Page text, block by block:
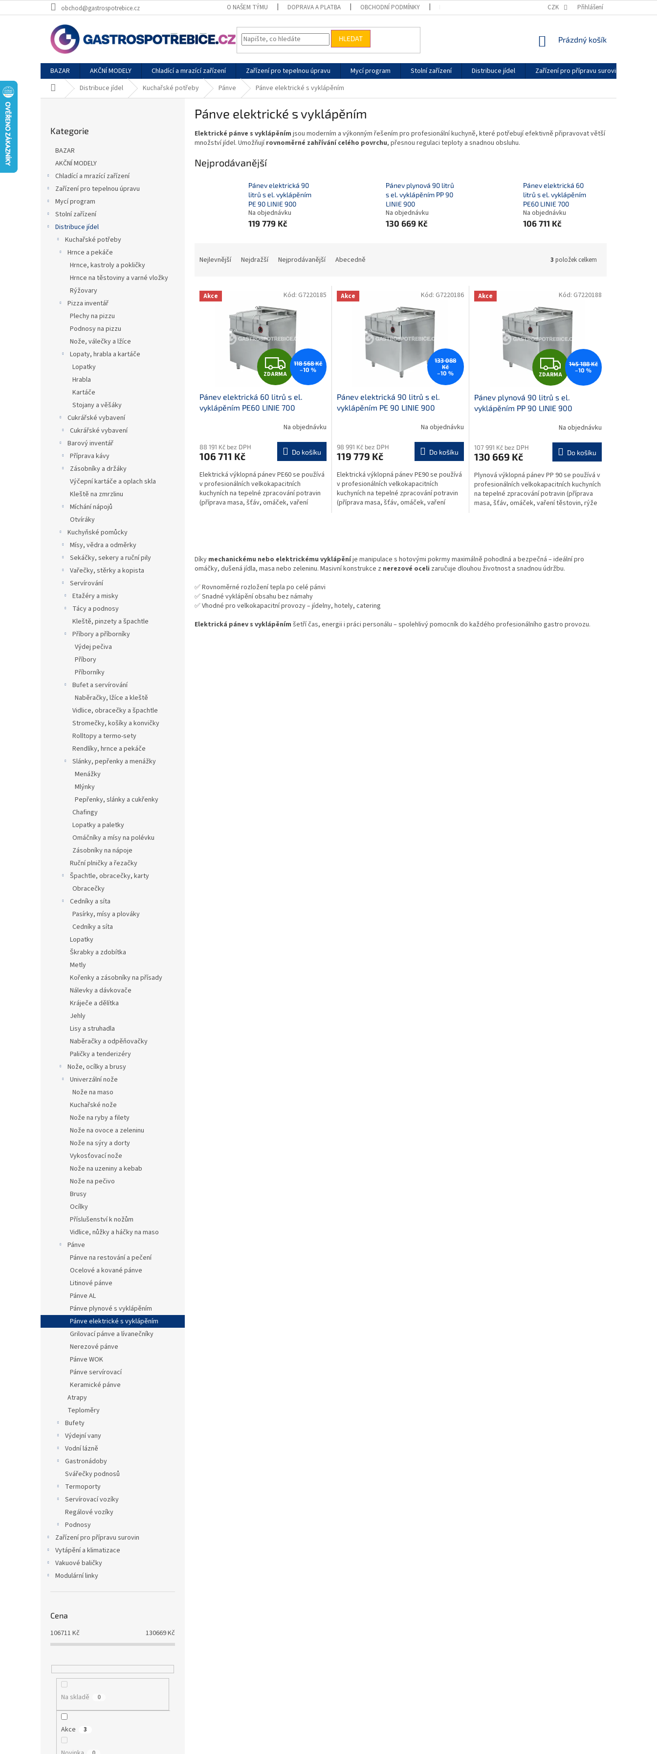
na
obchod@gastrospotrebice.cz O NAŠEM TÝMU DOPRAVA A PLATBA OBCHODNÍ PODMÍNKY ZÁRUČNÍ PODMÍNKY DODACÍ LHŮTY
CZK Přihlášení
HLEDAT
NÁKUPNÍ
Prázdný košík
BAZAR AKČNÍ MODELY Chladící a mrazící zařízení Zařízení pro tepelnou úpravu Mycí program Stolní zařízení Distribuce jídel Zařízení pro přípravu surovin
Domů Distribuce jídel Kuchařské potřeby Pánve Pánve elektrické s vyklápěním
kategorie
Kategorie
BAZAR
AKČNÍ MODELY
Chladící a mrazící zařízení
Zařízení pro tepelnou úpravu
Mycí program
Stolní zařízení
Distribuce jídel
Kuchařské potřeby
Hrnce a pekáče
Hrnce, kastroly a pokličky
Hrnce na těstoviny a varné vložky
Rýžovary
Pizza inventář
Plechy na pizzu
Podnosy na pizzu
Nože, válečky a lžíce
Lopaty, hrabla a kartáče
Lopatky
Hrabla
Kartáče
Stojany a věšáky
Cukrářské vybavení
Cukrářské vybavení
Barový inventář
Příprava kávy
Zásobníky a držáky
Výčepní kartáče a oplach skla
Kleště na zmrzlinu
Míchání nápojů
Otvíráky
Kuchyňské pomůcky
Mísy, vědra a odměrky
Sekáčky, sekery a ruční pily
Vařečky, stěrky a kopista
Servírování
Etažéry a misky
Tácy a podnosy
Kleště, pinzety a špachtle
Příbory a příborníky
Výdej pečiva
Příbory
Příborníky
Bufet a servírování
Naběračky, lžíce a kleště
Vidlice, obracečky a špachtle
Stromečky, košíky a konvičky
Rolltopy a termo-sety
Rendlíky, hrnce a pekáče
Slánky, pepřenky a menážky
Menážky
Mlýnky
Pepřenky, slánky a cukřenky
Chafingy
Lopatky a paletky
Omáčníky a mísy na polévku
Zásobníky na nápoje
Ruční plničky a řezačky
Špachtle, obracečky, karty
Obracečky
Cedníky a síta
Pasírky, mísy a plováky
Cedníky a síta
Lopatky
Škrabky a zdobítka
Metly
Kořenky a zásobníky na přísady
Nálevky a dávkovače
Kráječe a dělítka
Jehly
Lisy a struhadla
Naběračky a odpěňovačky
Paličky a tenderizéry
Nože, ocílky a brusy
Univerzální nože
Nože na maso
Kuchařské nože
Nože na ryby a filety
Nože na ovoce a zeleninu
Nože na sýry a dorty
Vykosťovací nože
Nože na uzeniny a kebab
Nože na pečivo
Brusy
Ocílky
Příslušenství k nožům
Vidlice, nůžky a háčky na maso
Pánve
Pánve na restování a pečení
Ocelové a kované pánve
Litinové pánve
Pánve AL
Pánve plynové s vyklápěním
Pánve elektrické s vyklápěním
Grilovací pánve a lívanečníky
Nerezové pánve
Pánve WOK
Pánve servírovací
Keramické pánve
Atrapy
Teploměry
Bufety
Výdejní vany
Vodní lázně
Gastronádoby
Svářečky podnosů
Termoporty
Servírovací vozíky
Regálové vozíky
Podnosy
Zařízení pro přípravu surovin
Vytápění a klimatizace
Vakuové baličky
Modulární linky
Cena
106711 Kč 130669Kč
Na skladě 0
Akce 3
Pánve elektrické s vyklápěním
Elektrické pánve s vyklápěním jsou moderním a výkonným řešením pro profesionální kuchyně, které potřebují efektivně připravovat větší
množství jídel. Umožňujírovnoměrné zahřívání celého povrchu, přesnou regulaci teploty a snadnou obsluhu.
Nejprodávanější
Pánev elektrická 90
litrů s el. vyklápěním
PE 90 LINIE 900
Na objednávku
119 779 Kč
Pánev plynová 90 litrů
s el. vyklápěním PP 90
LINIE 900
Na objednávku
130 669 Kč
Pánev elektrická 60
litrů s el. vyklápěním
PE60 LINIE 700
Na objednávku
106 711 Kč
n
Nejlevnější Nejdražší Nejprodávanější Abecedně 3 položek celkem
V Akce
Z
D
A
R
M
A
ZDARMA
118 568 Kč
–10 %
Pánev elektrická 60 litrů s el.
vyklápěním PE60 LINIE 700
Na objednávku
88 191 Kč bez DPH
106 711 Kč Do košíku
Elektrická výklopná pánev PE60 se používá
v profesionálních velkokapacitních
kuchyních na tepelné zpracování potravin
(příprava masa, šťáv, omáček, vaření
Kód: G7220185 Akce
133 088
Kč
–10 %
Pánev elektrická 90 litrů s el.
vyklápěním PE 90 LINIE 900
Na objednávku
98 991 Kč bez DPH
119 779 Kč Do košíku
Elektrická výklopná pánev PE90 se používá
v profesionálních velkokapacitních
kuchyních na tepelné zpracování potravin
(příprava masa, šťáv, omáček, vaření
Kód: G7220186 Akce
Z
D
A
R
M
A
ZDARMA
145 188 Kč
–10 %
Pánev plynová 90 litrů s el.
vyklápěním PP 90 LINIE 900
Na objednávku
107 991 Kč bez DPH
130 669 Kč Do košíku
Plynová výklopná pánev PP 90 se používá v
profesionálních velkokapacitních kuchyních
na tepelné zpracování potravin (příprava
masa, šťáv, omáček, vaření těstovin, rýže
Kód: G7220188
d
a
k
Díky mechanickému nebo elektrickému vyklápěníje manipulace s hotovými pokrmy maximálně pohodlná a bezpečná – ideální pro
omáčky, dušená jídla, masa nebo zeleninu. Masivní konstrukce z nerezové oceli zaručuje dlouhou životnost a snadnou údržbu.
✅ Rovnoměrné rozložení tepla po celé pánvi
✅ Snadné vyklápění obsahu bez námahy
✅ Vhodné pro velkokapacitní provozy – jídelny, hotely, catering
Elektrická pánev s vyklápěním šetří čas, energii i práci personálu – spolehlivý pomocník do každého profesionálního gastro provozu.